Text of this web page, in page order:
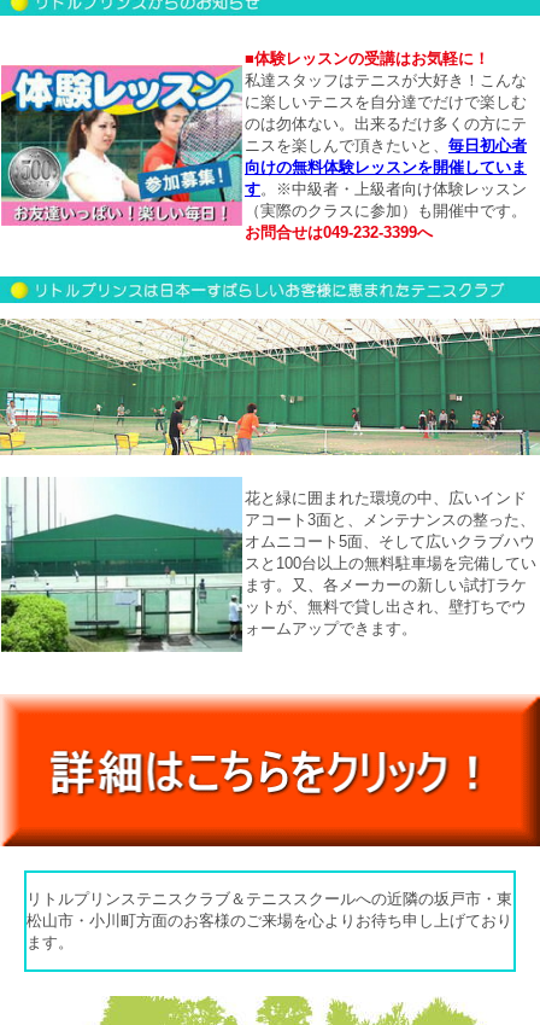
■体験レッスンの受講はお気軽に！
私達スタッフはテニスが大好き！こんな
に楽しいテニスを自分達でだけで楽しむ
のは勿体ない。出来るだけ多くの方にテ
ニスを楽しんで頂きたいと、 毎日初心者
向けの無料体験レッスンを開催していま
す。※中級者・上級者向け体験レッスン
（実際のクラスに参加）も開催中です。
お問合せは049-232-3399へ
花と緑に囲まれた環境の中、広いインド
アコート3面と、メンテナンスの整った、
オムニコート5面、そして広いクラブハウ
スと100台以上の無料駐車場を完備してい
ます。又、各メーカーの新しい試打ラケ
ットが、無料で貸し出され、壁打ちでウ
ォームアップできます。
リトルプリンステニスクラブ＆テニススクールへの近隣の坂戸市・東
松山市・小川町方面のお客様のご来場を心よりお待ち申し上げており
ます。